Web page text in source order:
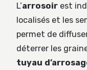
L’arrosoir est
localisés et les
permet de
déterrer les
tuyau